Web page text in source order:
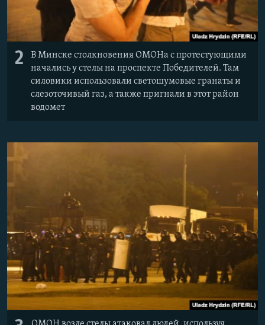
2
В Минске столкновения ОМОНа с протестующими
начались у стелы на проспекте Победителей. Там
силовики использовали светошумовые гранаты и
слезоточивый газ, а также пригнали в этот район
водомет